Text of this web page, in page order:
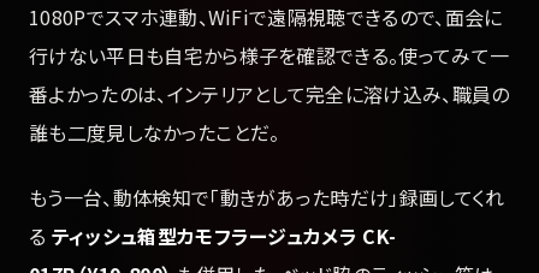
1080Pでスマホ連動、WiFiで遠隔視聴できるので、面会に
行けない平日も自宅から様子を確認できる。使ってみて一
番よかったのは、インテリアとして完全に溶け込み、職員の
誰も二度見しなかったことだ。
もう一台、動体検知で「動きがあった時だけ」録画してくれ
る ティッシュ箱型カモフラージュカメラ CK-